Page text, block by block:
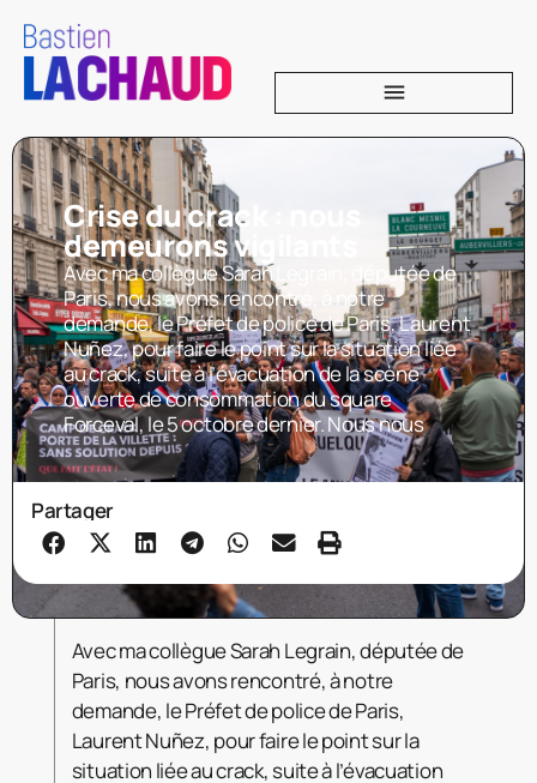
Crise du crack : nous
demeurons vigilants
Avec ma collègue Sarah Legrain, députée de
Paris, nous avons rencontré, à notre
demande, le Préfet de police de Paris, Laurent
Nuñez, pour faire le point sur la situation liée
au crack, suite à l’évacuation de la scène
ouverte de consommation du square
Forceval, le 5 octobre dernier. Nous nous
Partager
Avec ma collègue Sarah Legrain, députée de
Paris, nous avons rencontré, à notre
demande, le Préfet de police de Paris,
Laurent Nuñez, pour faire le point sur la
situation liée au crack, suite à l’évacuation